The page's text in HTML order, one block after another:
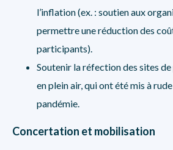
l’inflation (ex. : soutien aux
permettre une réduction des
participants).
Soutenir la réfection des sites
en plein air, qui ont été mis à
pandémie.
Concertation et mobilisation